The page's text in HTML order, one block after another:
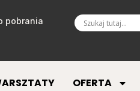
pobrania
OFERTA